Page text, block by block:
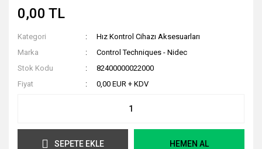
0,00 TL
Kategori
Hız Kontrol Cihazı Aksesuarları
Marka
Control Techniques - Nidec
Stok Kodu
82400000022000
Fiyat
0,00 EUR + KDV
SEPETE EKLE HEMEN AL